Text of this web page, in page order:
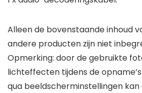
Alleen de bovenstaande inhoud
andere producten zijn niet
Opmerking: door de gebruikte
lichteffecten tijdens de
qua beeldscherminstellingen kan